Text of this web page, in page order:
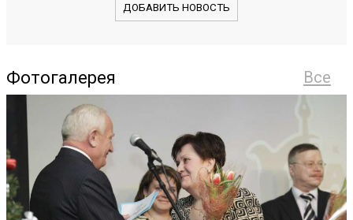
ДОБАВИТЬ НОВОСТЬ
Все
Фотогалерея